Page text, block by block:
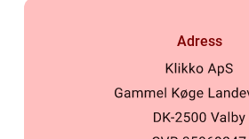
Adress